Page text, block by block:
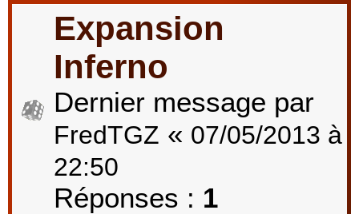
Expansion
Inferno
Dernier message par
FredTGZ « 07/05/2013 à
22:50
Réponses : 1